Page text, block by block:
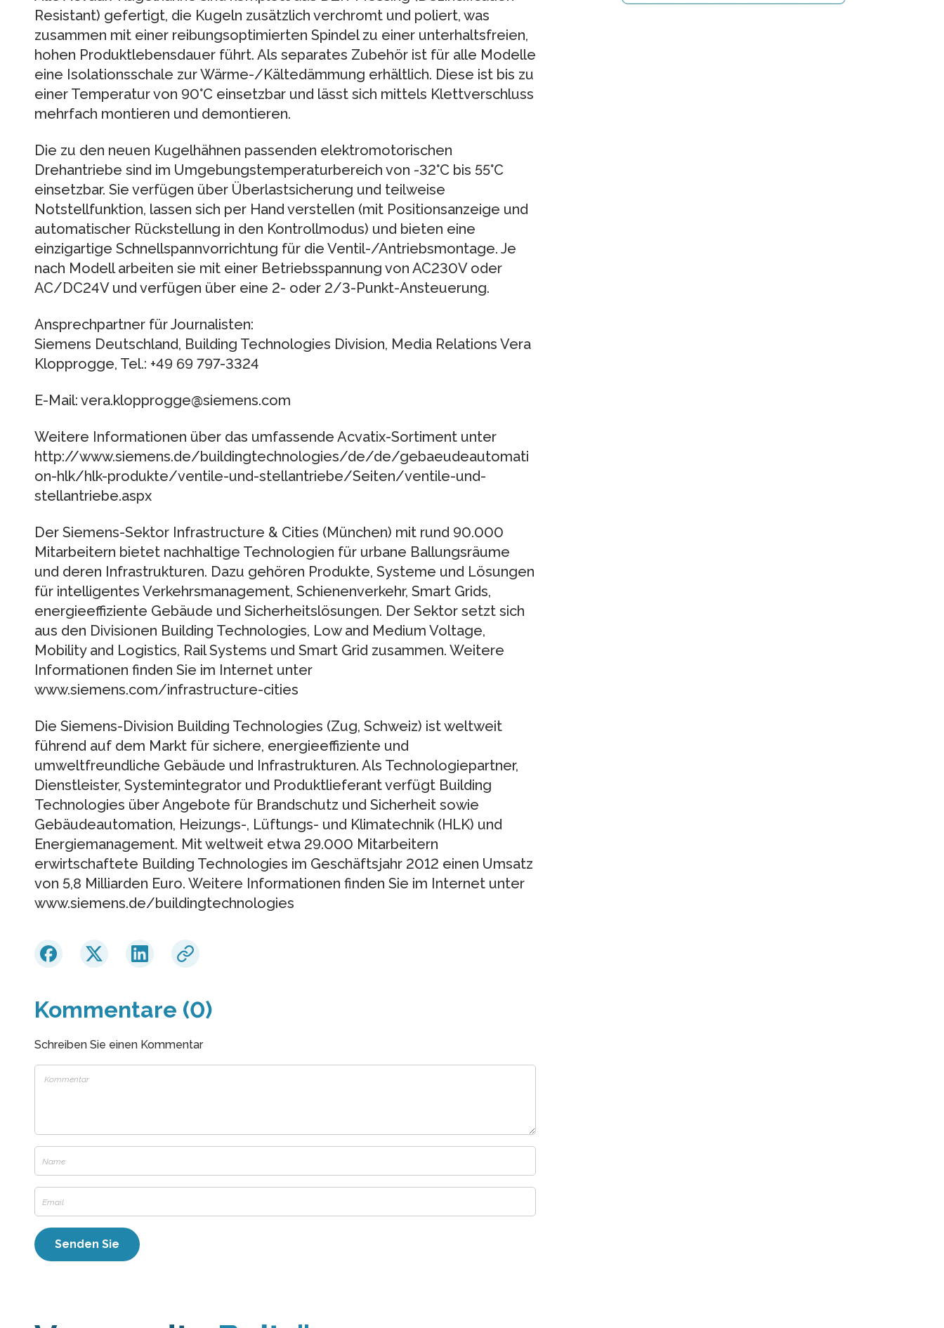
Resistant) gefertigt, die Kugeln zusätzlich verchromt und poliert, was
zusammen mit einer reibungsoptimierten Spindel zu einer unterhaltsfreien,
hohen Produktlebensdauer führt. Als separates Zubehör ist für alle Modelle
eine Isolationsschale zur Wärme-/Kältedämmung erhältlich. Diese ist bis zu
einer Temperatur von 90°C einsetzbar und lässt sich mittels Klettverschluss
mehrfach montieren und demontieren.
Die zu den neuen Kugelhähnen passenden elektromotorischen
Drehantriebe sind im Umgebungstemperaturbereich von -32°C bis 55°C
einsetzbar. Sie verfügen über Überlastsicherung und teilweise
Notstellfunktion, lassen sich per Hand verstellen (mit Positionsanzeige und
automatischer Rückstellung in den Kontrollmodus) und bieten eine
einzigartige Schnellspannvorrichtung für die Ventil-/Antriebsmontage. Je
nach Modell arbeiten sie mit einer Betriebsspannung von AC230V oder
AC/DC24V und verfügen über eine 2- oder 2/3-Punkt-Ansteuerung.
Ansprechpartner für Journalisten:
Siemens Deutschland, Building Technologies Division, Media Relations Vera
Klopprogge, Tel.: +49 69 797-3324
E-Mail: vera.klopprogge@siemens.com
Weitere Informationen über das umfassende Acvatix-Sortiment unter
http://www.siemens.de/buildingtechnologies/de/de/gebaeudeautomati
on-hlk/hlk-produkte/ventile-und-stellantriebe/Seiten/ventile-und-
stellantriebe.aspx
Der Siemens-Sektor Infrastructure & Cities (München) mit rund 90.000
Mitarbeitern bietet nachhaltige Technologien für urbane Ballungsräume
und deren Infrastrukturen. Dazu gehören Produkte, Systeme und Lösungen
für intelligentes Verkehrsmanagement, Schienenverkehr, Smart Grids,
energieeffiziente Gebäude und Sicherheitslösungen. Der Sektor setzt sich
aus den Divisionen Building Technologies, Low and Medium Voltage,
Mobility and Logistics, Rail Systems und Smart Grid zusammen. Weitere
Informationen finden Sie im Internet unter
www.siemens.com/infrastructure-cities
Die Siemens-Division Building Technologies (Zug, Schweiz) ist weltweit
führend auf dem Markt für sichere, energieeffiziente und
umweltfreundliche Gebäude und Infrastrukturen. Als Technologiepartner,
Dienstleister, Systemintegrator und Produktlieferant verfügt Building
Technologies über Angebote für Brandschutz und Sicherheit sowie
Gebäudeautomation, Heizungs-, Lüftungs- und Klimatechnik (HLK) und
Energiemanagement. Mit weltweit etwa 29.000 Mitarbeitern
erwirtschaftete Building Technologies im Geschäftsjahr 2012 einen Umsatz
von 5,8 Milliarden Euro. Weitere Informationen finden Sie im Internet unter
www.siemens.de/buildingtechnologies
Kommentare (0)
Schreiben Sie einen Kommentar